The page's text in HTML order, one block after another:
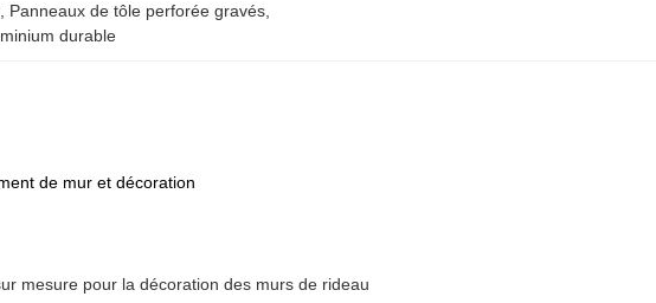
Panneaux de tôle perforée gravés
durable
de mur et décoration
mesure pour la décoration des murs de rideau